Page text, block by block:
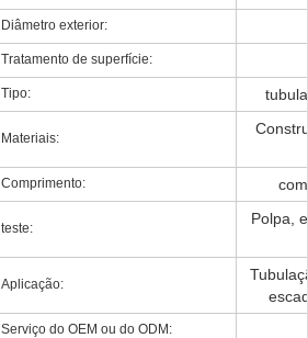
Diâmetro exterior:
Tratamento de superfície:
Tipo:
Materiais:
Comprimento:
teste:
Polpa,
Aplicação:
Serviço do OEM ou do ODM: